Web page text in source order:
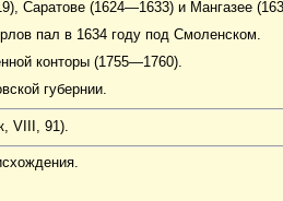
Саратове (1624—1633) и Мангазее
пал в 1634 году под Смоленском.
конторы (1755—1760).
губернии.
VIII, 91).